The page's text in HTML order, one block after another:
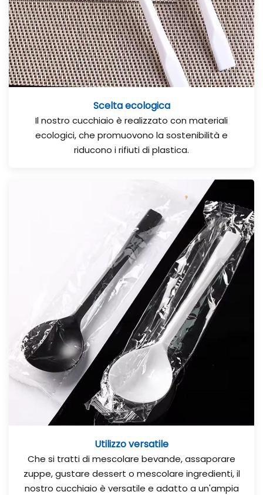
Scelta ecologica
Il nostro cucchiaio è realizzato con materiali
ecologici, che promuovono la sostenibilità e
riducono i rifiuti di plastica.
Utilizzo versatile
Che si tratti di mescolare bevande, assaporare
zuppe, gustare dessert o mescolare ingredienti, il
nostro cucchiaio è versatile e adatto a un'ampia